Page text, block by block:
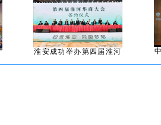
淮安成功举办第四届淮河